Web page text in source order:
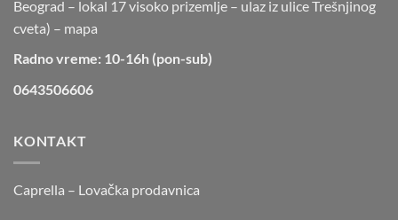
Beograd – lokal 17 visoko prizemlje – ulaz iz ulice Trešnjinog
cveta) – mapa
Radno vreme: 10-16h (pon-sub)
0643506606
KONTAKT
Caprella – Lovačka prodavnica